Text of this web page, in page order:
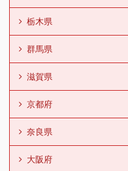
栃木県
群馬県
滋賀県
京都府
奈良県
大阪府